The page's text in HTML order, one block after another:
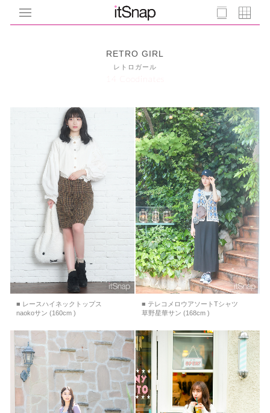
RETRO GIRL
レトロガール
14 Coodinates
■ レースハイネックトップス
naokoサン (160cm )
■ テレコメロウアソートTシャツ
草野星華サン (168cm )